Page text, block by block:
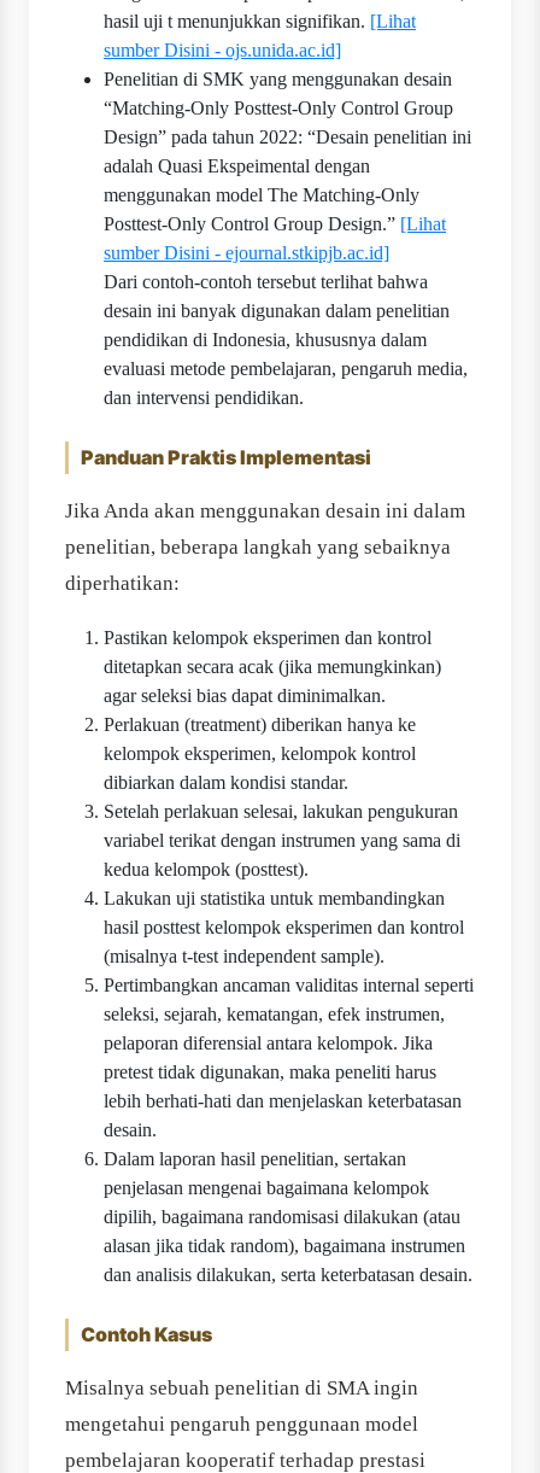
hasil uji t menunjukkan signifikan. [Lihat
sumber Disini - ojs.unida.ac.id]
Penelitian di SMK yang menggunakan desain
“Matching-Only Posttest-Only Control Group
Design” pada tahun 2022: “Desain penelitian ini
adalah Quasi Ekspeimental dengan
menggunakan model The Matching-Only
Posttest-Only Control Group Design.” [Lihat
sumber Disini - ejournal.stkipjb.ac.id]
Dari contoh-contoh tersebut terlihat bahwa
desain ini banyak digunakan dalam penelitian
pendidikan di Indonesia, khususnya dalam
evaluasi metode pembelajaran, pengaruh media,
dan intervensi pendidikan.
Panduan Praktis Implementasi
Jika Anda akan menggunakan desain ini dalam
penelitian, beberapa langkah yang sebaiknya
diperhatikan:
Pastikan kelompok eksperimen dan kontrol
ditetapkan secara acak (jika memungkinkan)
agar seleksi bias dapat diminimalkan.
Perlakuan (treatment) diberikan hanya ke
kelompok eksperimen, kelompok kontrol
dibiarkan dalam kondisi standar.
Setelah perlakuan selesai, lakukan pengukuran
variabel terikat dengan instrumen yang sama di
kedua kelompok (posttest).
Lakukan uji statistika untuk membandingkan
hasil posttest kelompok eksperimen dan kontrol
(misalnya t-test independent sample).
Pertimbangkan ancaman validitas internal seperti
seleksi, sejarah, kematangan, efek instrumen,
pelaporan diferensial antara kelompok. Jika
pretest tidak digunakan, maka peneliti harus
lebih berhati-hati dan menjelaskan keterbatasan
desain.
Dalam laporan hasil penelitian, sertakan
penjelasan mengenai bagaimana kelompok
dipilih, bagaimana randomisasi dilakukan (atau
alasan jika tidak random), bagaimana instrumen
dan analisis dilakukan, serta keterbatasan desain.
Contoh Kasus
Misalnya sebuah penelitian di SMA ingin
mengetahui pengaruh penggunaan model
pembelajaran kooperatif terhadap prestasi